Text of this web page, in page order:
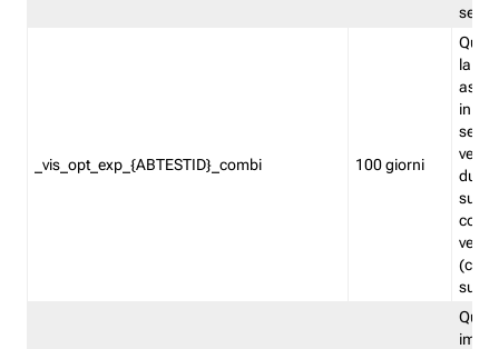
_vis_opt_exp_{ABTESTID}_combi 100 giorni
la
in